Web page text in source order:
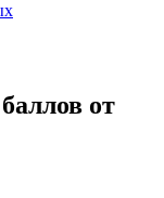
от